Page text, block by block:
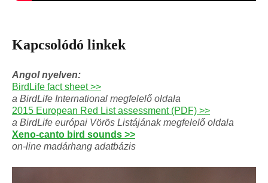
Kapcsolódó linkek
Angol nyelven:
BirdLife fact sheet >>
a BirdLife International megfelelő oldala
2015 European Red List assessment (PDF) >>
a BirdLife európai Vörös Listájának megfelelő oldala
Xeno-canto bird sounds >>
on-line madárhang adatbázis